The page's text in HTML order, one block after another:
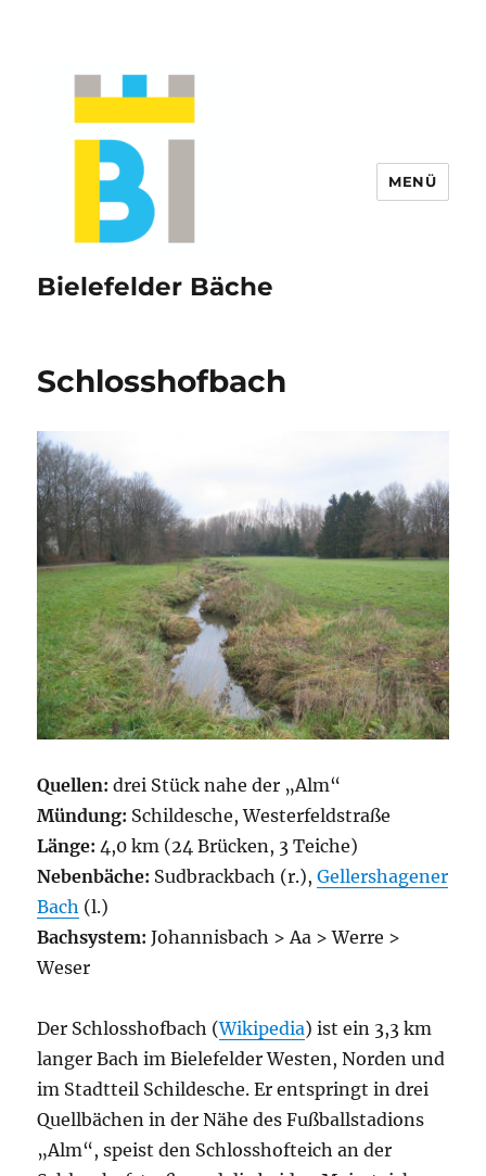
Bielefelder Bäche
MENÜ
Schlosshofbach
Quellen:drei Stück nahe der „Alm“
Mündung: Schildesche, Westerfeldstraße
Länge: 4,0 km (24 Brücken, 3 Teiche)
Nebenbäche: Sudbrackbach (r.),Gellershagener
Bach (l.)
Bachsystem: Johannisbach > Aa > Werre >
Weser
Der Schlosshofbach (Wikipedia) ist ein 3,3 km
langer Bach im Bielefelder Westen, Norden und
im Stadtteil Schildesche. Er entspringt in drei
Quellbächen in der Nähe des Fußballstadions
„Alm“, speist den Schlosshofteich an der